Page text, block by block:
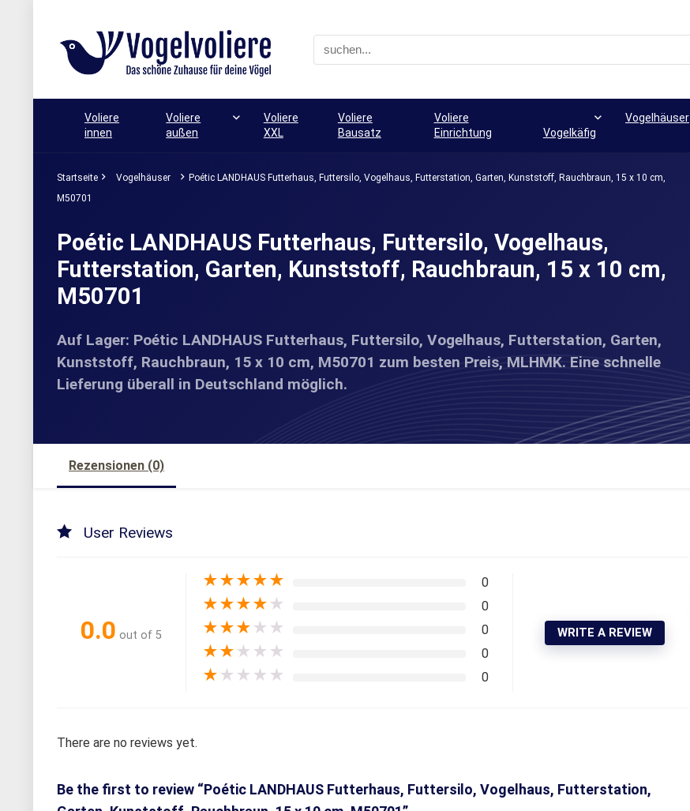
Voliere
innen
Voliere
außen
Voliere
XXL
Voliere
Bausatz
Voliere
Einrichtung
Vogelkäfig
Vogelhäuser
Startseite Vogelhäuser
Poétic LANDHAUS Futterhaus, Futtersilo, Vogelhaus, Futterstation, Garten, Kunststoff, Rauchbraun, 15 x 10 cm,
M50701
Poétic LANDHAUS Futterhaus, Futtersilo, Vogelhaus,
Futterstation, Garten, Kunststoff, Rauchbraun, 15 x 10 cm,
M50701
Auf Lager: Poétic LANDHAUS Futterhaus, Futtersilo, Vogelhaus, Futterstation, Garten,
Kunststoff, Rauchbraun, 15 x 10 cm, M50701 zum besten Preis, MLHMK. Eine schnelle
Lieferung überall in Deutschland möglich.
Rezensionen (0)
User Reviews
0.0 out of 5
★★★★★ 0
★★★★ ★ 0
★★★ ★ ★ 0
★★ ★ ★ ★ 0
★ ★ ★ ★ ★ 0
WRITE A REVIEW
There are no reviews yet.
Be the first to review “Poétic LANDHAUS Futterhaus, Futtersilo, Vogelhaus, Futterstation,